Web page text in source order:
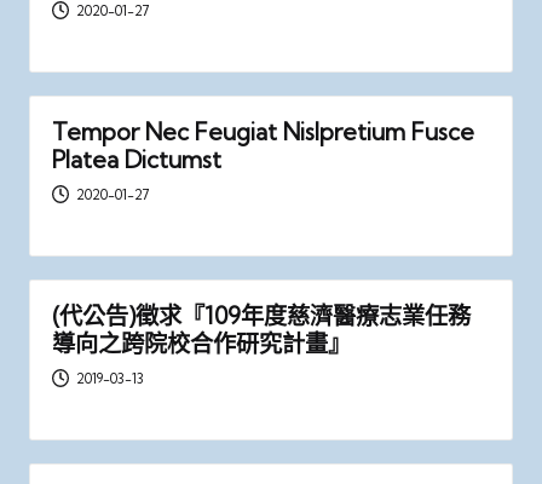
2020-01-27
Tempor Nec Feugiat Nislpretium Fusce
Platea Dictumst
2020-01-27
(代公告)徵求『109年度慈濟醫療志業任務
導向之跨院校合作研究計畫』
2019-03-13